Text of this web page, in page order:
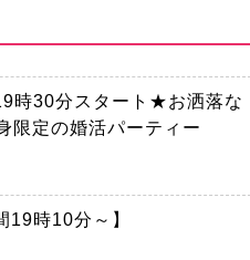
時30分スタート★お洒落な
限定の婚活パーティー
時10分～】